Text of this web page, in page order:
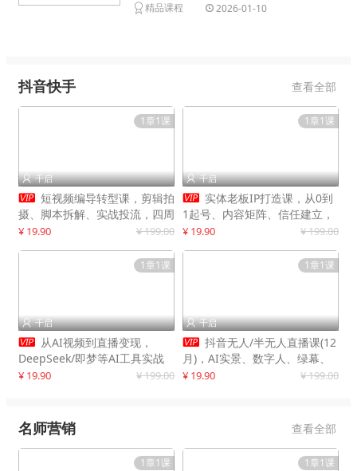
精品课程 2026-01-10
抖音快手 查看全部
1章1课
 千启
 短视频编导转型课，剪辑拍
摄、脚本拆解、实战投流，四周
系统教学，快速入行月入2w+
¥ 19.90 ¥ 199.00
1章1课
 千启
 实体老板IP打造课，从0到
1起号、内容矩阵、信任建立，
打造门店IP，稳定获客增收
¥ 19.90 ¥ 199.00
1章1课
 千启
 从AI视频到直播变现，
DeepSeek/即梦等AI工具实战
教学，生产爆款视频，打造高流
¥ 19.90 ¥ 199.00
1章1课
 千启
 抖音无人/半无人直播课(12
月)，AI实景、数字人、绿幕、
多种玩法、24小时自动盈利
¥ 19.90 ¥ 199.00
名师营销 查看全部
1章1课 1章1课